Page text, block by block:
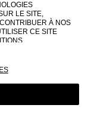
LE SITE,
À NOS
CE SITE
ET LEUR